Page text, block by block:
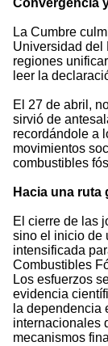
Convergencia
La Cumbre
Universidad del
regiones
leer la
El 27 de abril,
sirvió de
recordándole a
movimientos
combustibles
Hacia una
El cierre de las
sino el inicio de
intensificada
Combustibles
Los esfuerzos
evidencia
la dependencia
internacionales
mecanismos